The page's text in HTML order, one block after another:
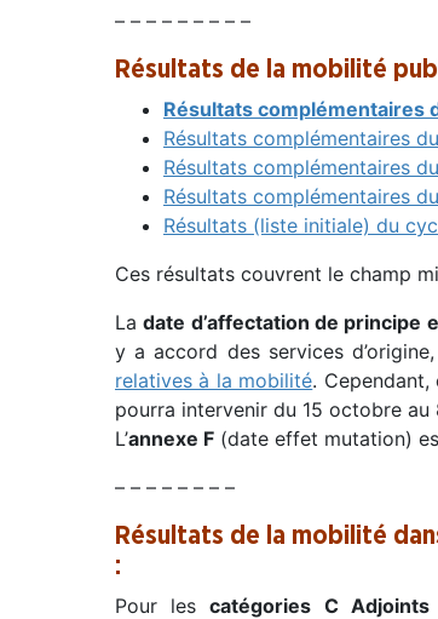
– – – – – – – – –
Résultats de la mobilité
Résultats complémentaires
Résultats complémentaires
Résultats complémentaires
Résultats complémentaires
Résultats (liste initiale) du
Ces résultats couvrent le champ
Ladate d’affectation de principe
y a accord des services
relatives à la mobilité.
pourra intervenir du 15 octobre au
L’annexe F (date effet mutation)
– – – – – – – –
Résultats de la mobilité
:
Pour lescatégories C